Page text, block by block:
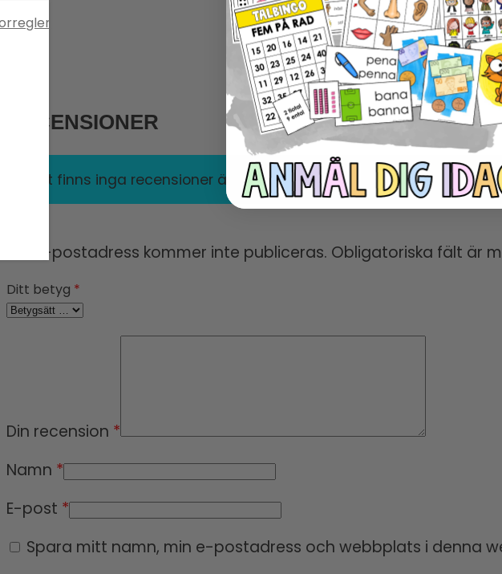
RECENSIONER
Det finns inga recensioner än.
Din e-postadress kommer inte publiceras. Obligatoriska fält är
Ditt betyg *
Din recension *
Namn *
E-post *
Spara mitt namn, min e-postadress och webbplats i denna